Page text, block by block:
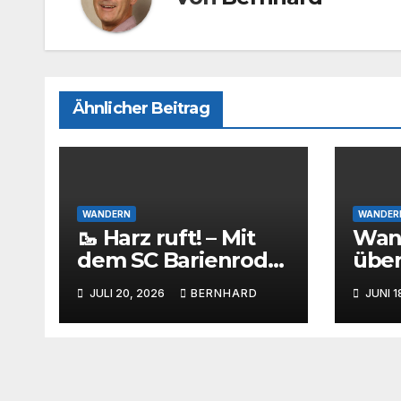
Ähnlicher Beitrag
WANDERN
🥾 Harz ruft! – Mit
dem SC Barienrode
rund um die
Eckertalsperre
JULI 20, 2026 BERNHARD
des
JUNI